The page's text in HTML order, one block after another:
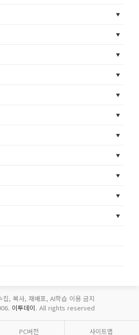
집, 복사, 재배포, AI학습 이용 금지
이투데이. All rights reserved
PC버전 사이트맵